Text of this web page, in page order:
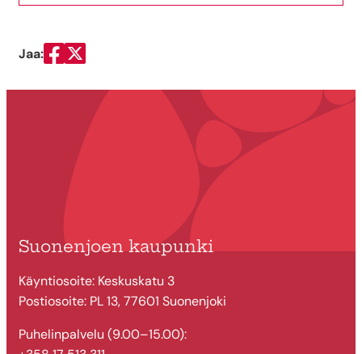
Jaa:
Jaa Facebookissa
Jaa Twitterissä
Suonenjoen kaupunki
Käyntiosoite: Keskuskatu 3
Postiosoite: PL 13, 77601 Suonenjoki
Puhelinpalvelu (9.00–15.00):